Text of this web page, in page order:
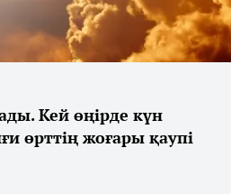
Кей өңірде күн
өрттің жоғары қаупі